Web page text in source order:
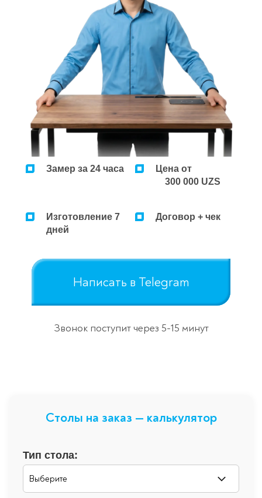
Сервисные центры
Ремонт кофемашин
Ремонт микроволновок
Ремонт парогенераторов
Ремонт пылесосов
Замер за 24 часа
Цена от
300 000 UZS
Изготовление 7
дней
Договор + чек
Написать в Telegram
Звонок поступит через 5-15 минут
Столы на заказ — калькулятор
Тип стола: